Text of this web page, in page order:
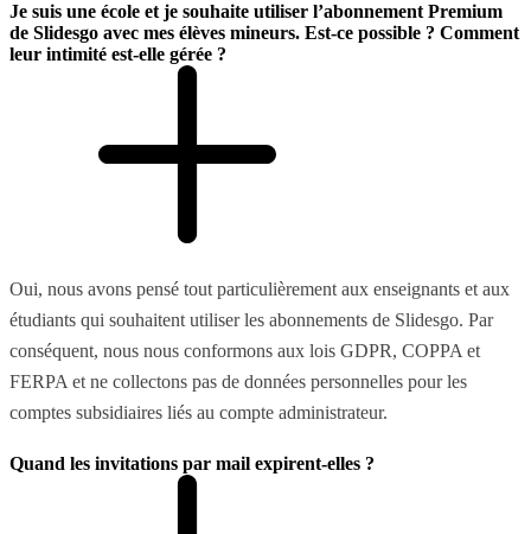
Je suis une école et je souhaite utiliser l’abonnement Premium
de Slidesgo avec mes élèves mineurs. Est-ce possible ? Comment
leur intimité est-elle gérée ?
Oui, nous avons pensé tout particulièrement aux enseignants et aux
étudiants qui souhaitent utiliser les abonnements de Slidesgo. Par
conséquent, nous nous conformons aux lois GDPR, COPPA et
FERPA et ne collectons pas de données personnelles pour les
comptes subsidiaires liés au compte administrateur.
Quand les invitations par mail expirent-elles ?